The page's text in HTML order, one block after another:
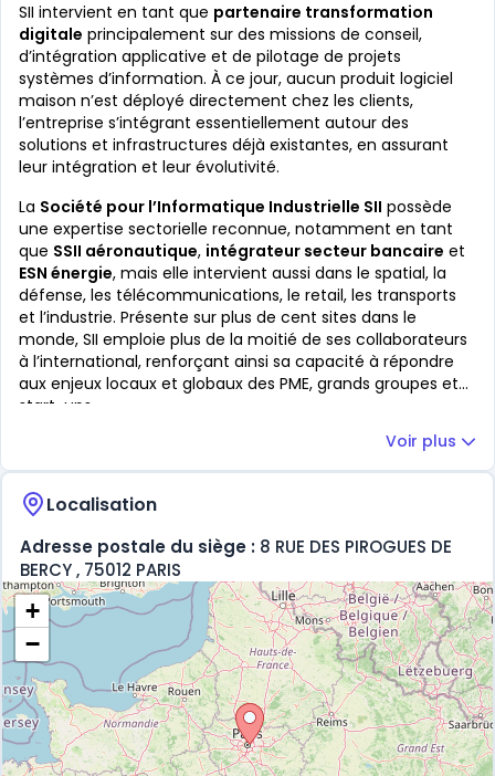
SII intervient en tant que partenaire transformation
digitale principalement sur des missions de conseil,
d’intégration applicative et de pilotage de projets
systèmes d’information. À ce jour, aucun produit logiciel
maison n’est déployé directement chez les clients,
l’entreprise s’intégrant essentiellement autour des
solutions et infrastructures déjà existantes, en assurant
leur intégration et leur évolutivité.
La Société pour l’Informatique Industrielle SII possède
une expertise sectorielle reconnue, notamment en tant
que SSII aéronautique, intégrateur secteur bancaire et
ESN énergie, mais elle intervient aussi dans le spatial, la
défense, les télécommunications, le retail, les transports
et l’industrie. Présente sur plus de cent sites dans le
monde, SII emploie plus de la moitié de ses collaborateurs
à l’international, renforçant ainsi sa capacité à répondre
aux enjeux locaux et globaux des PME, grands groupes et
start-ups.
Voir plus
Localisation
Adresse postale du siège : 8 RUE DES PIROGUES DE
BERCY , 75012 PARIS
+
−